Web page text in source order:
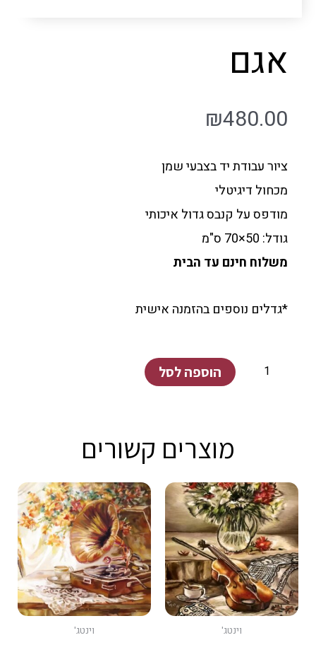
אגם
₪480.00
ציור עבודת יד בצבעי שמן
מכחול דיגיטלי
מודפס על קנבס גדול איכותי
גודל: 50×70 ס"מ
משלוח חינם עד הבית
*גדלים נוספים בהזמנה אישית
כמות
הוספה לסל
מוצרים קשורים
וינטג' וינטג'